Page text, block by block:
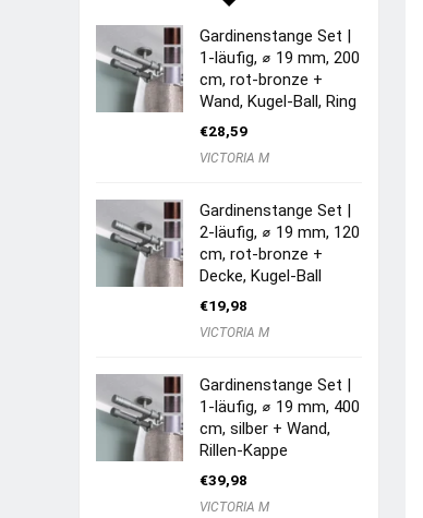
Gardinenstange Set |
1-läufig, ⌀ 19 mm, 200
cm, rot-bronze +
Wand, Kugel-Ball, Ring
€28,59
VICTORIA M
Gardinenstange Set |
2-läufig, ⌀ 19 mm, 120
cm, rot-bronze +
Decke, Kugel-Ball
€19,98
VICTORIA M
Gardinenstange Set |
1-läufig, ⌀ 19 mm, 400
cm, silber + Wand,
Rillen-Kappe
€39,98
VICTORIA M